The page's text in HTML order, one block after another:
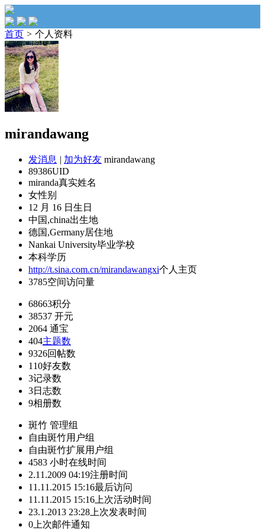
首页 > 个人资料
mirandawang
发消息 | 加为好友 mirandawang
89386UID
miranda真实姓名
女性别
12 月 16 日 生日
中国,china出生地
德国,Germany居住地
Nankai University毕业学校
本科学历
http://t.sina.com.cn/mirandawangxi个人主页
3785空间访问量
68663积分
38537 开元
2064 通宝
404主题数
9326回帖数
110好友数
3记录数
3日志数
9相册数
斑竹 管理组
自由斑竹用户组
自由斑竹扩展用户组
4583 小时在线时间
2.11.2009 04:19注册时间
11.11.2015 15:16最后访问
11.11.2015 15:16 上次活动时间
23.1.2013 23:28 上次发表时间
0 上次邮件通知